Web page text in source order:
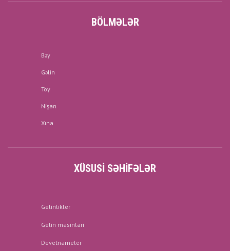
BÖLMƏLƏR
Bəy
Gəlin
Toy
Nişan
Xına
XÜSUSI SƏHIFƏLƏR
Gelinlikler
Gelin masinlari
Devetnameler